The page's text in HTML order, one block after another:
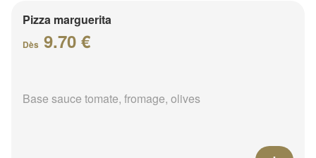
Pizza marguerita
Dès 9.70 €
Base sauce tomate, fromage, olives